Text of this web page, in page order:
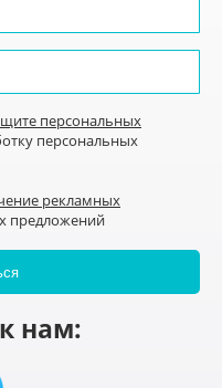
персональных
персональных
рекламных
предложений
нам: